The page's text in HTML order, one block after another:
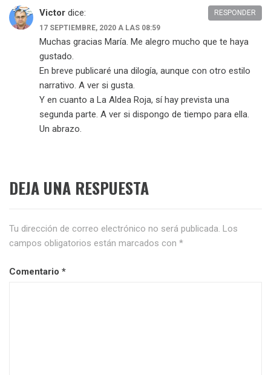
Victor dice:
17 SEPTIEMBRE, 2020 A LAS 08:59
Muchas gracias María. Me alegro mucho que te haya
gustado.
En breve publicaré una dilogía, aunque con otro estilo
narrativo. A ver si gusta.
Y en cuanto a La Aldea Roja, sí hay prevista una
segunda parte. A ver si dispongo de tiempo para ella.
Un abrazo.
RESPONDER
DEJA UNA RESPUESTA
Tu dirección de correo electrónico no será publicada. Los
campos obligatorios están marcados con *
Comentario *